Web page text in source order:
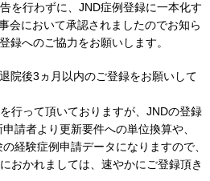
を行わずに、JND症例登録に一本化す
会において承認されましたのでお知ら
録へのご協力をお願いします。
院後3ヵ月以内のご登録をお願いして
行って頂いておりますが、JNDの登録
請者より更新要件への単位換算や、
経験症例申請データになりますので、
おかれましては、速やかにご登録頂き